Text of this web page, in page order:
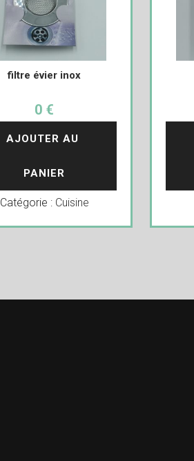
filtre évier inox
0 €
AJOUTER AU
PANIER
Catégorie : Cuisine